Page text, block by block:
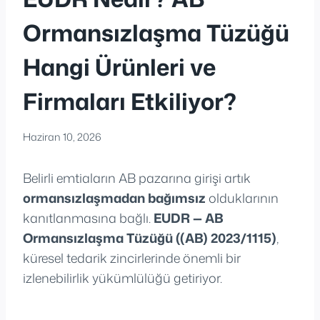
Ormansızlaşma Tüzüğü
Hangi Ürünleri ve
Firmaları Etkiliyor?
Haziran 10, 2026
Belirli emtiaların AB pazarına girişi artık
ormansızlaşmadan bağımsız olduklarının
kanıtlanmasına bağlı.EUDR — AB
Ormansızlaşma Tüzüğü ((AB) 2023/1115),
küresel tedarik zincirlerinde önemli bir
izlenebilirlik yükümlülüğü getiriyor.